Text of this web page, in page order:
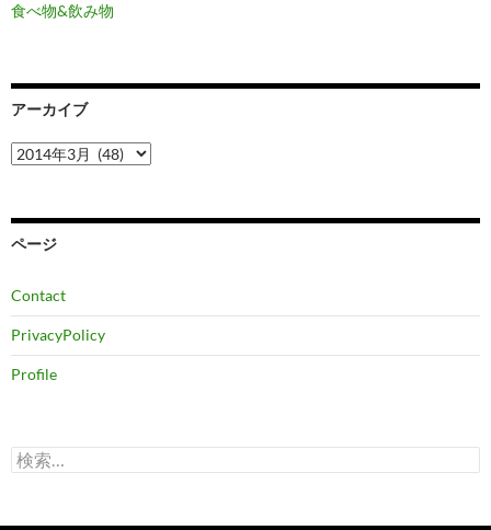
食べ物&飲み物
アーカイブ
ア
ー
ブ
ページ
Contact
PrivacyPolicy
Profile
検
索: